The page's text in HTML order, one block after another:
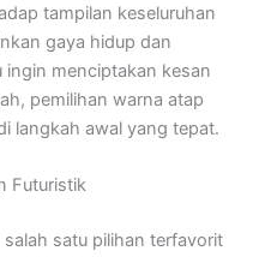
tampilan keseluruhan
gaya hidup dan
ingin menciptakan kesan
pemilihan warna atap
langkah awal yang tepat.
Futuristik
satu pilihan terfavorit